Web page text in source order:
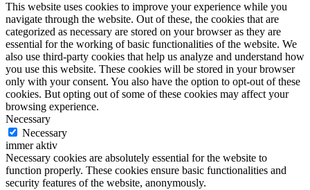
This website uses cookies to improve your experience while you
navigate through the website. Out of these, the cookies that are
categorized as necessary are stored on your browser as they are
essential for the working of basic functionalities of the website. We
also use third-party cookies that help us analyze and understand how
you use this website. These cookies will be stored in your browser
only with your consent. You also have the option to opt-out of these
cookies. But opting out of some of these cookies may affect your
browsing experience.
Necessary
Necessary
immer aktiv
Necessary cookies are absolutely essential for the website to
function properly. These cookies ensure basic functionalities and
security features of the website, anonymously.